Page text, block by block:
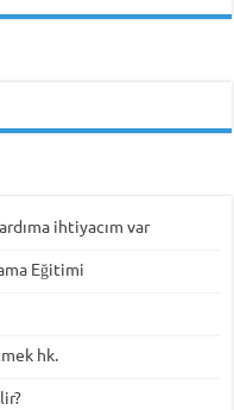
ihtiyacım var
Eğitimi
hk.